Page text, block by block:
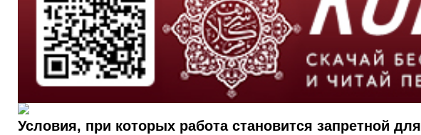
Условия, при которых работа становится запретной